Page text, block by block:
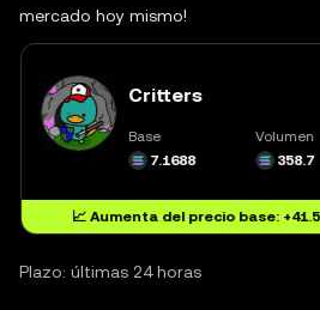
mercado hoy mismo!
Critters
Base
7.1688
Volumen
358.7
📈 Aumenta del precio base:
Plazo: últimas 24 horas